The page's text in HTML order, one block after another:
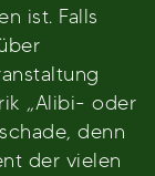
ist. Falls
„Alibi- oder
denn
der vielen